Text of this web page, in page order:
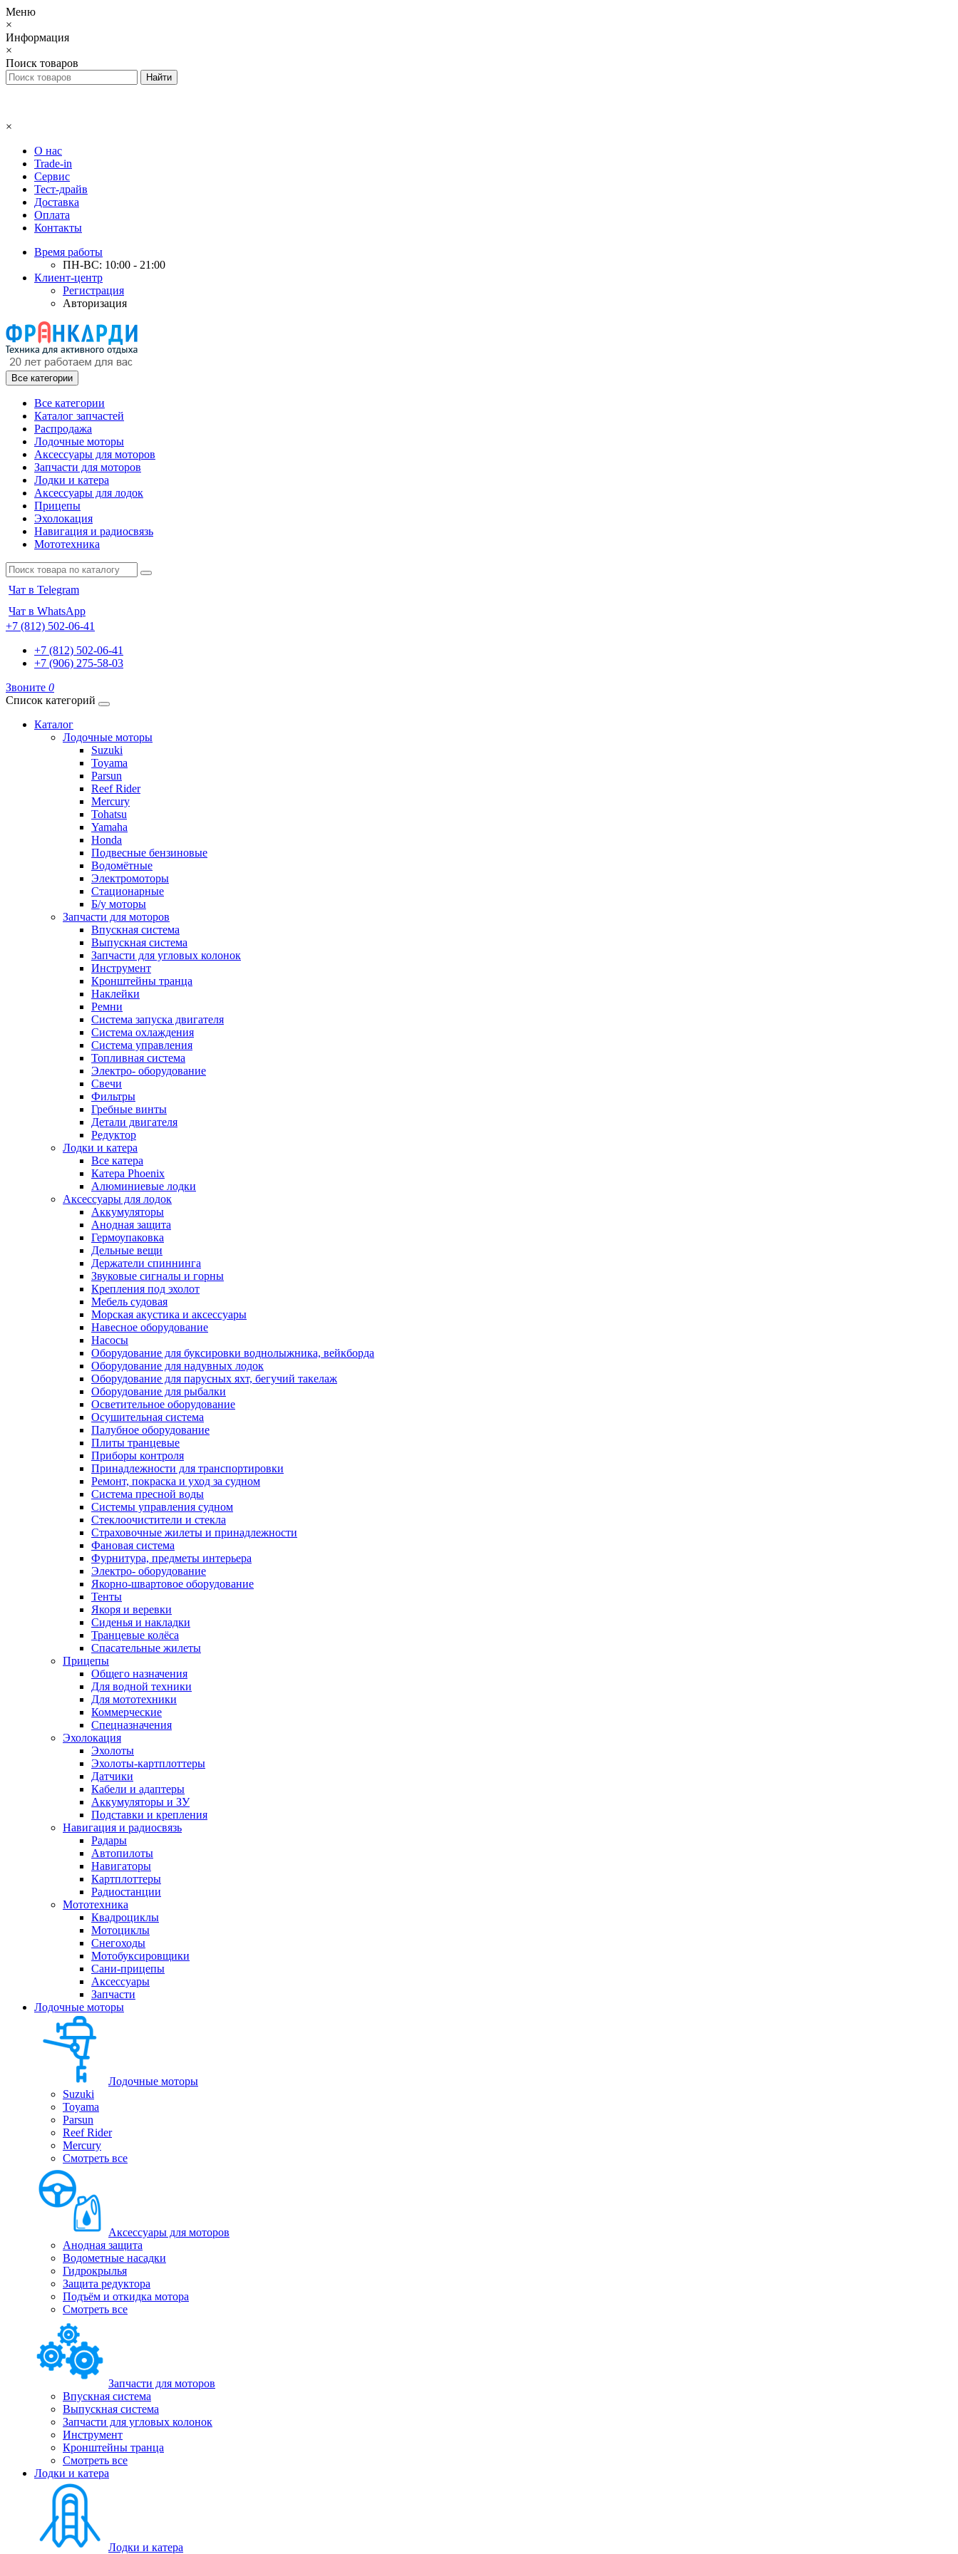
Меню
×
Информация
×
Поиск товаров
×
О нас
Trade-in
Сервис
Тест-драйв
Доставка
Оплата
Контакты
Время работы
ПН-ВС: 10:00 - 21:00
Клиент-центр
Регистрация
Авторизация
Все категории
Все категории
Каталог запчастей
Распродажа
Лодочные моторы
Аксессуары для моторов
Запчасти для моторов
Лодки и катера
Аксессуары для лодок
Прицепы
Эхолокация
Навигация и радиосвязь
Мототехника
Чат в Telegram
Чат в WhatsApp
+7 (812) 502-06-41
+7 (812) 502-06-41
+7 (906) 275-58-03
Звоните 0
Список категорий
Каталог
Лодочные моторы
Suzuki
Toyama
Parsun
Reef Rider
Mercury
Tohatsu
Yamaha
Honda
Подвесные бензиновые
Водомётные
Электромоторы
Стационарные
Б/у моторы
Запчасти для моторов
Впускная система
Выпускная система
Запчасти для угловых колонок
Инструмент
Кронштейны транца
Наклейки
Ремни
Система запуска двигателя
Система охлаждения
Система управления
Топливная система
Электро- оборудование
Свечи
Фильтры
Гребные винты
Детали двигателя
Редуктор
Лодки и катера
Все катера
Катера Phoenix
Алюминиевые лодки
Аксессуары для лодок
Аккумуляторы
Анодная защита
Гермоупаковка
Дельные вещи
Держатели спиннинга
Звуковые сигналы и горны
Крепления под эхолот
Мебель судовая
Морская акустика и аксессуары
Навесное оборудование
Насосы
Оборудование для буксировки воднолыжника, вейкборда
Оборудование для надувных лодок
Оборудование для парусных яхт, бегучий такелаж
Оборудование для рыбалки
Осветительное оборудование
Осушительная система
Палубное оборудование
Плиты транцевые
Приборы контроля
Принадлежности для транспортировки
Ремонт, покраска и уход за судном
Система пресной воды
Системы управления судном
Стеклоочистители и стекла
Страховочные жилеты и принадлежности
Фановая система
Фурнитура, предметы интерьера
Электро- оборудование
Якорно-швартовое оборудование
Тенты
Якоря и веревки
Сиденья и накладки
Транцевые колёса
Спасательные жилеты
Прицепы
Общего назначения
Для водной техники
Для мототехники
Коммерческие
Спецназначения
Эхолокация
Эхолоты
Эхолоты-картплоттеры
Датчики
Кабели и адаптеры
Аккумуляторы и ЗУ
Подставки и крепления
Навигация и радиосвязь
Радары
Автопилоты
Навигаторы
Картплоттеры
Радиостанции
Мототехника
Квадроциклы
Мотоциклы
Снегоходы
Мотобуксировщики
Сани-прицепы
Аксессуары
Запчасти
Лодочные моторы
Лодочные моторы
Suzuki
Toyama
Parsun
Reef Rider
Mercury
Смотреть все
Аксессуары для моторов
Анодная защита
Водометные насадки
Гидрокрылья
Защита редуктора
Подъём и откидка мотора
Смотреть все
Запчасти для моторов
Впускная система
Выпускная система
Запчасти для угловых колонок
Инструмент
Кронштейны транца
Смотреть все
Лодки и катера
Лодки и катера